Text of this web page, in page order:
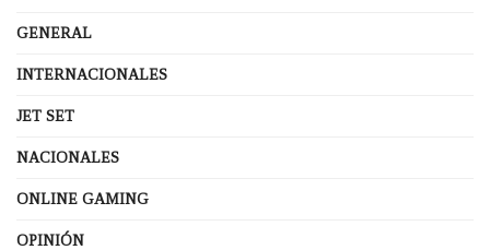
GENERAL
INTERNACIONALES
JET SET
NACIONALES
ONLINE GAMING
OPINIÓN